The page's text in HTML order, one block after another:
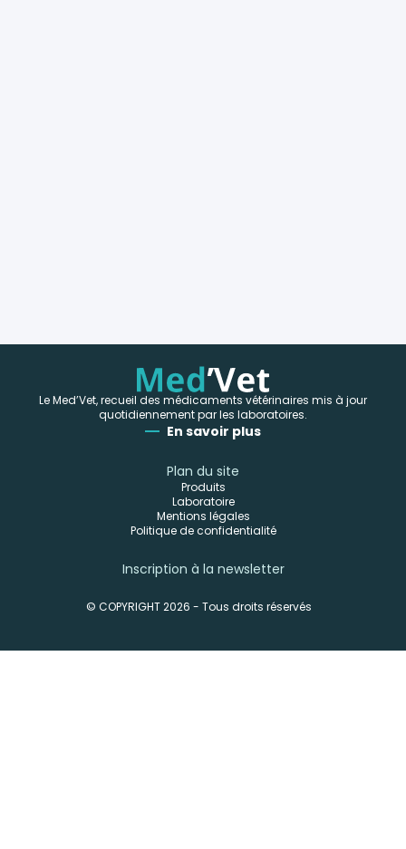
Le Med’Vet, recueil des médicaments vétérinaires mis à jour
quotidiennement par les laboratoires.
En savoir plus
Plan du site
Produits
Laboratoire
Mentions légales
Politique de confidentialité
Inscription à la newsletter
© COPYRIGHT 2026 - Tous droits réservés